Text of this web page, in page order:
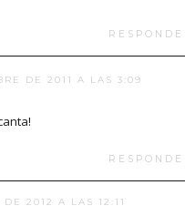
DE 2011 A LAS 3:09
2012 A LAS 12:11